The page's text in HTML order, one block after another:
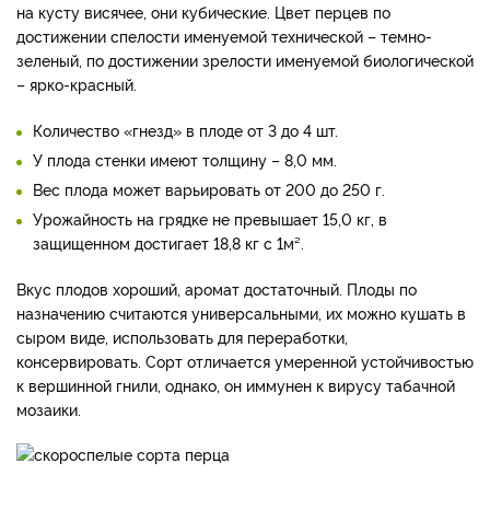
на кусту висячее, они кубические. Цвет перцев по
достижении спелости именуемой технической – темно-
зеленый, по достижении зрелости именуемой биологической
– ярко-красный.
Количество «гнезд» в плоде от 3 до 4 шт.
У плода стенки имеют толщину – 8,0 мм.
Вес плода может варьировать от 200 до 250 г.
Урожайность на грядке не превышает 15,0 кг, в
защищенном достигает 18,8 кг с 1м².
Вкус плодов хороший, аромат достаточный. Плоды по
назначению считаются универсальными, их можно кушать в
сыром виде, использовать для переработки,
консервировать. Сорт отличается умеренной устойчивостью
к вершинной гнили, однако, он иммунен к вирусу табачной
мозаики.